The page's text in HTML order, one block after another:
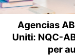
Agencias
Uniti: NQC-
per